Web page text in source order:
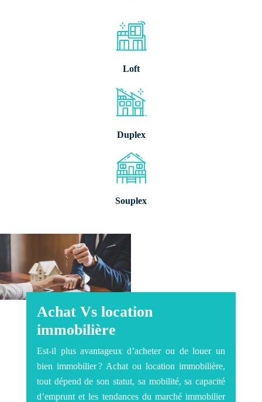
Loft
Duplex
Souplex
Achat Vs location
immobilière
Est-il plus avantageux d’acheter ou de louer un
bien immobilier ? Achat ou location immobilière,
tout dépend de son statut, sa mobilité, sa capacité
d’emprunt et les tendances du marché immobilier